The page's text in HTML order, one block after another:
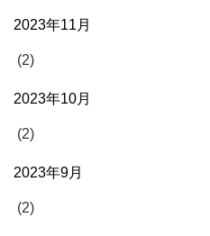
2023年11月
(2)
2023年10月
(2)
2023年9月
(2)